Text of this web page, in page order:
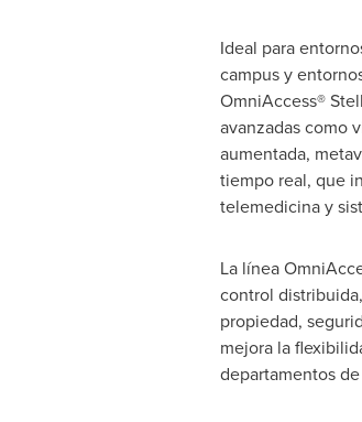
Ideal para
campus y
OmniAccess®
avanzadas como
aumentada,
tiempo real, que
telemedicina y
La línea
control
propiedad,
mejora la
departamentos de